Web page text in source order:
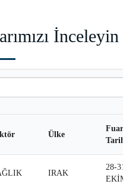
İnceleyin
Ülke
Fuar
Tarihi
IRAK
28-31
EKİM